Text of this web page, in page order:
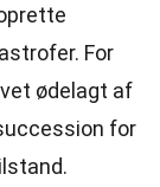
For
ødelagt af
for